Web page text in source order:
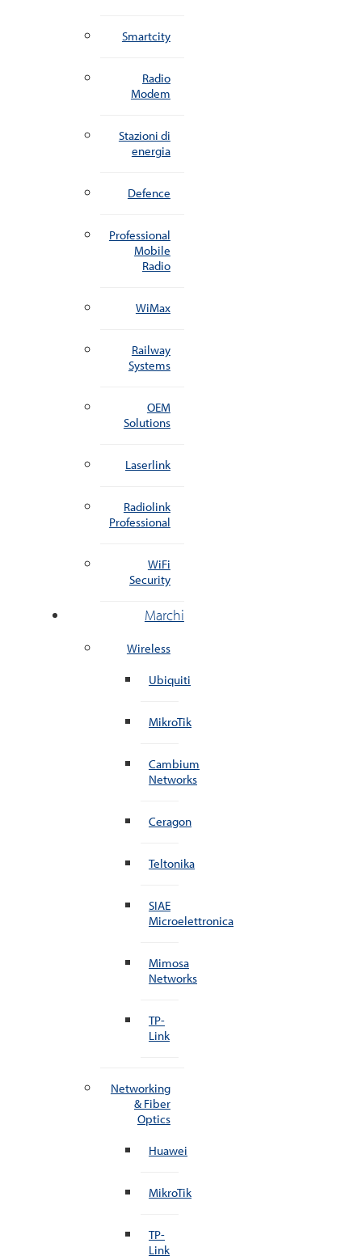
Smartcity
Radio
Modem
Stazioni di
energia
Defence
Professional
Mobile
Radio
WiMax
Railway
Systems
OEM
Solutions
Laserlink
Radiolink
Professional
WiFi
Security
Marchi
Wireless
Ubiquiti
MikroTik
Cambium
Networks
Ceragon
Teltonika
SIAE
Microelettronica
Mimosa
Networks
TP-
Link
Networking
& Fiber
Optics
Huawei
MikroTik
TP-
Link